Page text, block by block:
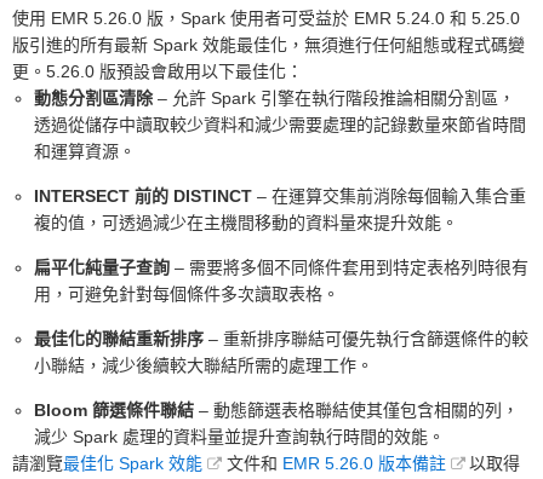
使用 EMR 5.26.0 版，Spark 使用者可受益於 EMR 5.24.0 和 5.25.0
版引進的所有最新 Spark 效能最佳化，無須進行任何組態或程式碼變
更。5.26.0 版預設會啟用以下最佳化：
動態分割區清除– 允許 Spark 引擎在執行階段推論相關分割區，
透過從儲存中讀取較少資料和減少需要處理的記錄數量來節省時間
和運算資源。
INTERSECT 前的 DISTINCT – 在運算交集前消除每個輸入集合重
複的值，可透過減少在主機間移動的資料量來提升效能。
扁平化純量子查詢 – 需要將多個不同條件套用到特定表格列時很有
用，可避免針對每個條件多次讀取表格。
最佳化的聯結重新排序 – 重新排序聯結可優先執行含篩選條件的較
小聯結，減少後續較大聯結所需的處理工作。
Bloom 篩選條件聯結 – 動態篩選表格聯結使其僅包含相關的列，
減少 Spark 處理的資料量並提升查詢執行時間的效能。
請瀏覽最佳化 Spark 效能 文件和 EMR 5.26.0 版本備註
以取得